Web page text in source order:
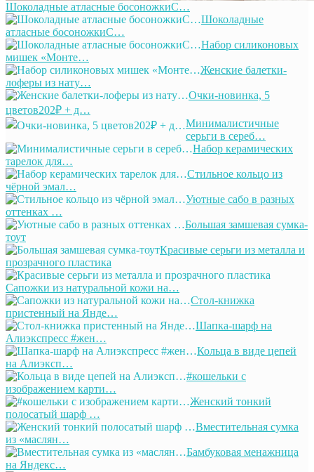
Шоколадные атласные босоножкиС…
Шоколадные
атласные босоножкиС…
Набор силиконовых
мишек «Монте…
Женские балетки-
лоферы из нату…
Очки-новинка, 5
цветов202₽ + д…
Минималистичные
серьги в сереб…
Набор керамических
тарелок для…
Стильное кольцо из
чёрной эмал…
Уютные сабо в разных
оттенках …
Большая замшевая сумка-
тоут
Красивые серьги из металла и
прозрачного пластика
Сапожки из натуральной кожи на…
Стол-книжка
пристенный на Янде…
Шапка-шарф на
Алиэкспресс #жен…
Кольца в виде цепей
на Алиэксп…
#кошельки с
изображением карти…
Женский тонкий
полосатый шарф …
Вместительная сумка
из «маслян…
Бамбуковая менажница
на Яндекс…